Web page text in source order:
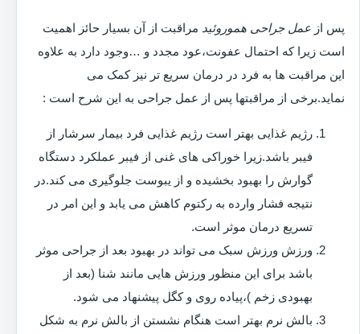
پس از عمل جراحی هموروئید مراقبت از آن بسیار حائز اهمیت
است زیرا که احتمال عفونت،عود مجدد و …وجود دارد به علاوه
این مراقبت ها به فرد در درمان سریع تر نیز کمک می
نماید.برخی از مراقبتها پس از عمل جراحی به این شرح است :
رژیم غذایی بهتر است رژیم غذایی فرد بیمار سرشار از
فیبر باشد.زیرا خوراکی های غنی از فیبر عملکرد دستگاه
گوارش را بهبود بخشیده و از یبوست جلوگیری می کند.در
نتیجه فشار وارده به رکتوم کاهش می یابد و این امر در
تسریع درمان موثر است.
ورزش ورزش سبک می تواند در بهبود بعد از جراحی موثر
باشد برای این منظور ورزش هایی مانند شنا (بعد از
بهبودی زخم )،پیاده روی و کگل پیشنهاد می شود.
بالش نرم بهتر است هنگام نشستن از بالش نرم به شکل